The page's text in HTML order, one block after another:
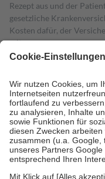
Rezept aus und der
gesetzliche
Kosten dafür, der
mit.
Grundsätzlich leisten
höchstens zehn Euro.
Es
Kosten der Leistung zu
Diese Regeln gelten
Bei Heilmitteln und
Zuzahlung zehn Prozent
Verordnung.
Um das Engagement der
stärken und die